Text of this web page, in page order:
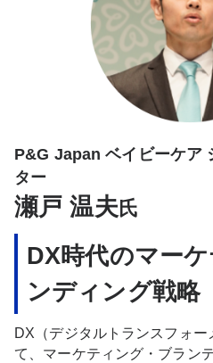
P&G Japan ベイビーケア
ター
瀬戸 温夫 氏
DX時代のマー
ンディング戦略
DX（デジタルトランスフォ
て、マーケティング・ブラン